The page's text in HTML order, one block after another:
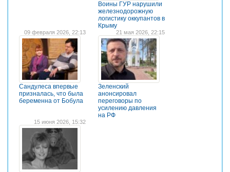
Воины ГУР нарушили
железнодорожную
логистику оккупантов в
Крыму
09 февраля 2026, 22:13
Сандулеса впервые
призналась, что была
беременна от Бобула
21 мая 2026, 22:15
Зеленский
анонсировал
переговоры по
усилению давления
на РФ
15 июня 2026, 15:32